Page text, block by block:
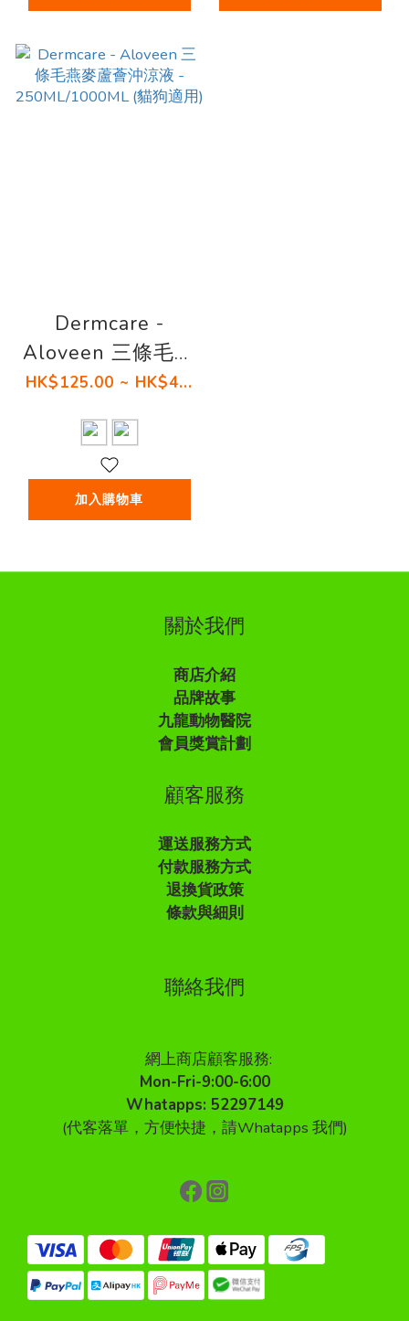
Dermcare -
Aloveen 三條毛燕
麥蘆薈沖涼液 -
250ML/1000ML
(貓狗適用)
HK$125.00 ~ HK$4...
加入購物車
關於我們
商店介紹
品牌故事
九龍動物醫院
會員獎賞計劃
顧客服務
運送服務方式
付款服務方式
退換貨政策
條款與細則
聯絡我們
網上商店顧客服務:
Mon-Fri-9:00-6:00
Whatapps: 52297149
(代客落單，方便快捷，請Whatapps 我們)